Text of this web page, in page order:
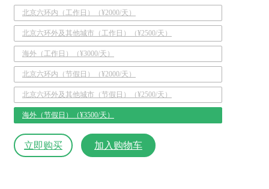
北京六环内（工作日）（¥2000/天）
北京六环外及其他城市（工作日）（¥2500/天）
海外（工作日）（¥3000/天）
北京六环内（节假日）（¥2000/天）
北京六环外及其他城市（节假日）（¥2500/天）
海外（节假日）（¥3500/天）
立即购买 加入购物车